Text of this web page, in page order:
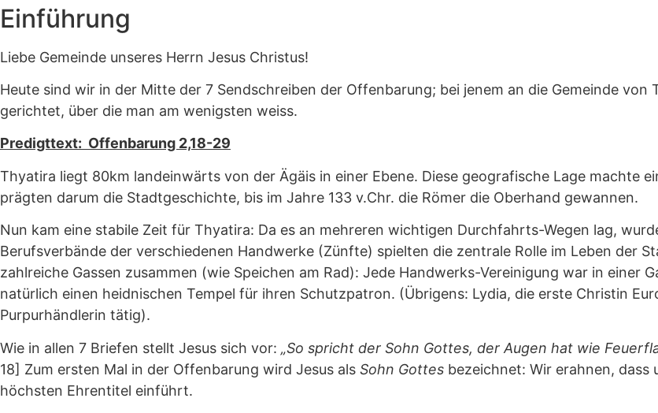
Einführung
Liebe Gemeinde unseres Herrn Jesus Christus!
Heute sind wir in der Mitte der 7 Sendschreiben der Offenbarung; bei jenem an die Gemeinde
gerichtet, über die man am wenigsten weiss.
Predigttext: Offenbarung 2,18-29
Thyatira liegt 80km landeinwärts von der Ägäis in einer Ebene. Diese geografische Lage machte
prägten darum die Stadtgeschichte, bis im Jahre 133 v.Chr. die Römer die Oberhand gewannen.
Nun kam eine stabile Zeit für Thyatira: Da es an mehreren wichtigen Durchfahrts-Wegen lag,
Berufsverbände der verschiedenen Handwerke (Zünfte) spielten die zentrale Rolle im Leben der
zahlreiche Gassen zusammen (wie Speichen am Rad): Jede Handwerks-Vereinigung war in einer
natürlich einen heidnischen Tempel für ihren Schutzpatron. (Übrigens: Lydia, die erste Christin
Purpurhändlerin tätig).
Wie in allen 7 Briefen stellt Jesus sich vor: „So spricht der Sohn Gottes, der Augen hat wie
18] Zum ersten Mal in der Offenbarung wird Jesus als Sohn Gottes bezeichnet: Wir erahnen, dass
höchsten Ehrentitel einführt.